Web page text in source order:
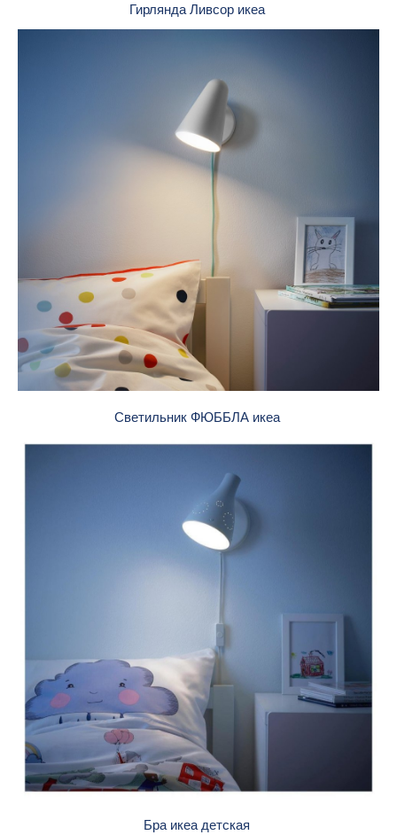
Гирлянда Ливсор икеа
Светильник ФЮББЛА икеа
Бра икеа детская